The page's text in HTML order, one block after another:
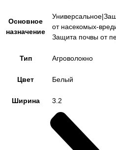
Основное
назначение
от насекомых-
Защита почвы от
Тип Агроволокно
Цвет Белый
Ширина 3.2